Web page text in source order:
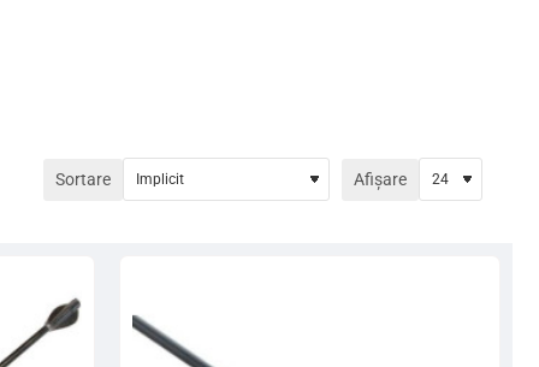
Sortare Afișare